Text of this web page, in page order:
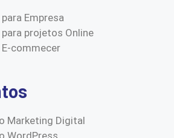
Empresa
projetos Online
commecer
Marketing Digital
WordPress